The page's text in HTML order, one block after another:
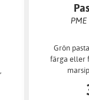
Grön
färga eller